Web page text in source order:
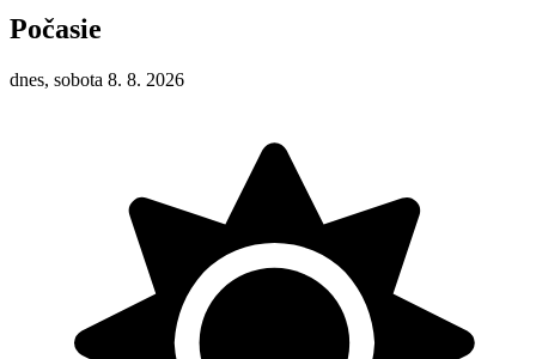
Počasie
dnes, sobota 8. 8. 2026